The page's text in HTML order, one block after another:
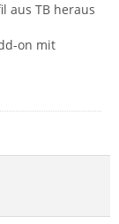
aus TB heraus
on mit